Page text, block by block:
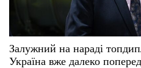
Залужний на нараді
Україна вже далеко